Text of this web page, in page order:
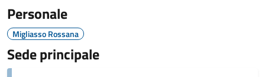
Personale
Migliasso Rossana
Sede principale